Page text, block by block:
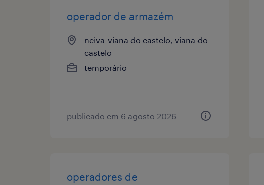
operador de armazém
neiva-viana do castelo, viana do
castelo
temporário
publicado em 6 agosto 2026
operadores de